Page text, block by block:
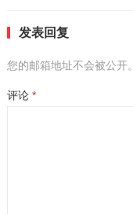
发表回复
您的邮箱地址不会被公开。
评论 *